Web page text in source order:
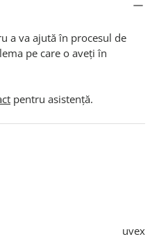
a va ajută în procesul de
pe care o aveți în
pentru asistență.
uvex